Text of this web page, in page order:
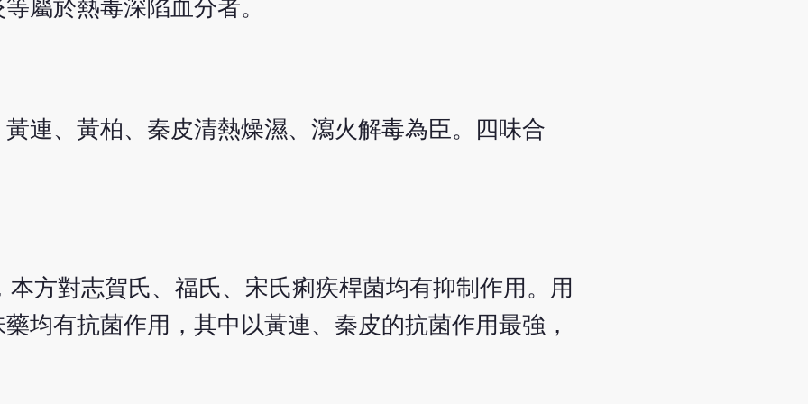
屬於熱毒深陷血分者。
連、黃柏、秦皮清熱燥濕、瀉火解毒為臣。四味合
方對志賀氏、福氏、宋氏痢疾桿菌均有抑制作用。用
均有抗菌作用，其中以黃連、秦皮的抗菌作用最強，